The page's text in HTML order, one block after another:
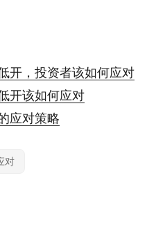
开，投资者该如何应对
开该如何应对
应对策略
对